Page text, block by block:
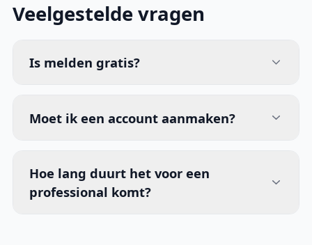
Veelgestelde vragen
Is melden gratis?
Moet ik een account aanmaken?
Hoe lang duurt het voor een
professional komt?